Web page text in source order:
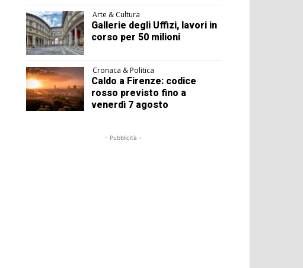
Arte & Cultura
Gallerie degli Uffizi, lavori in
corso per 50 milioni
Cronaca & Politica
Caldo a Firenze: codice
rosso previsto fino a
venerdì 7 agosto
- Pubblicità -